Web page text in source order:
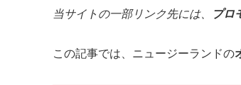
当サイトの一部リンク先には、 プロ
この記事では、ニュージーランドの